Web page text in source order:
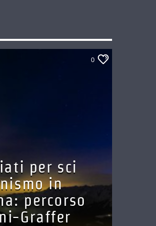
0
per sci
in
percorso
Graffer